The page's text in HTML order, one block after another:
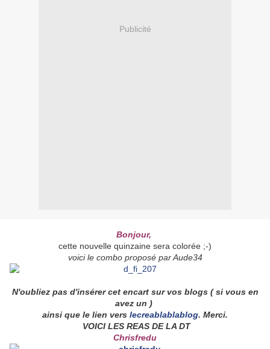
Publicité
Bonjour,
cette nouvelle quinzaine sera colorée ;-)
voici le combo proposé par Aude34
N'oubliez pas d'insérer cet encart sur vos blogs ( si vous en
avez un )
ainsi que le lien vers lecreablablablog. Merci.
VOICI LES REAS DE LA DT
Chrisfredu